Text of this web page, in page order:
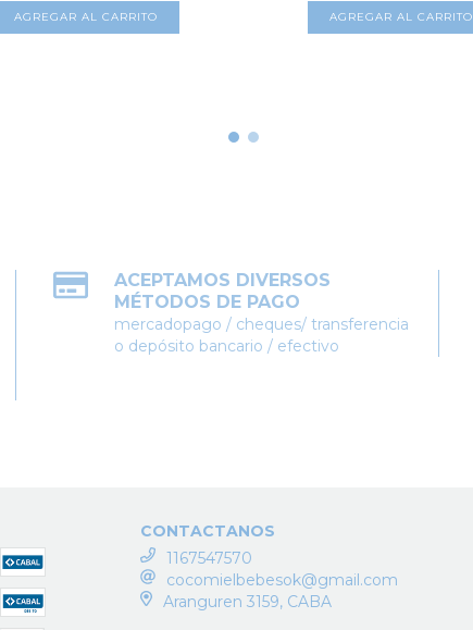
AGREGAR AL CARRITO AGREGAR AL CARRITO
ACEPTAMOS DIVERSOS
MÉTODOS DE PAGO
mercadopago / cheques/ transferencia
o depósito bancario / efectivo
CONTACTANOS
1167547570
cocomielbebesok@gmail.com
Aranguren 3159, CABA